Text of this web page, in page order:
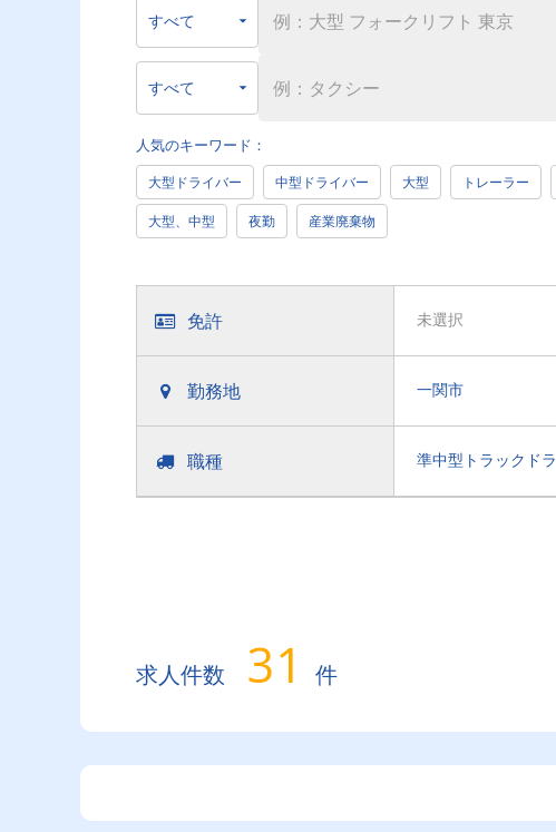
人気のキーワード：
大型ドライバー 中型ドライバー 大型 トレーラー
大型、中型 夜勤 産業廃棄物
免許 未選択
勤務地 一関市
職種 準中型トラックド
求人件数 31 件